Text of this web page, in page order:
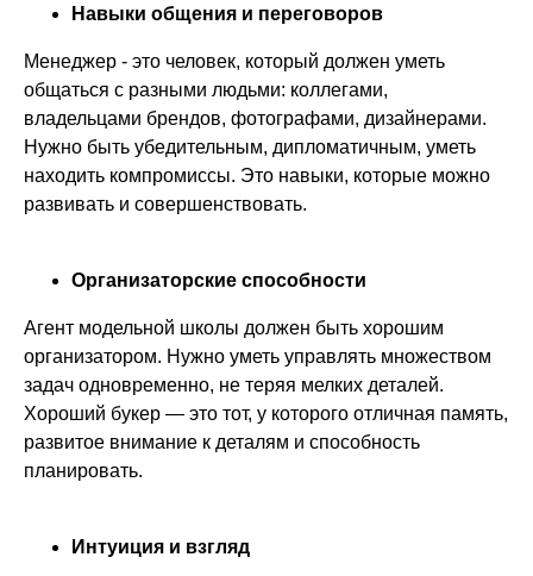
Навыки общения и переговоров
Менеджер - это человек, который должен уметь
общаться с разными людьми: коллегами,
владельцами брендов, фотографами, дизайнерами.
Нужно быть убедительным, дипломатичным, уметь
находить компромиссы. Это навыки, которые можно
развивать и совершенствовать.
Организаторские способности
Агент модельной школы должен быть хорошим
организатором. Нужно уметь управлять множеством
задач одновременно, не теряя мелких деталей.
Хороший букер — это тот, у которого отличная память,
развитое внимание к деталям и способность
планировать.
Интуиция и взгляд